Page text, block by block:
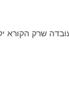
שרק הקורא